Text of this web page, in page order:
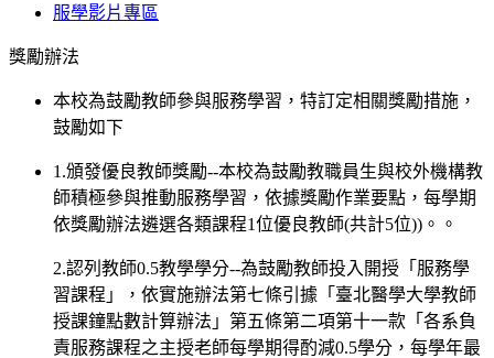
服學影片專區
獎勵辦法
本校為鼓勵教師參與服務學習，特訂定相關獎勵措施，
鼓勵如下
1.頒發優良教師獎勵--本校為鼓勵教職員生與校外機構教
師積極參與推動服務學習，依據獎勵作業要點，每學期
依獎勵辦法遴選各類課程1位優良教師(共計5位))。。
2.認列教師0.5教學學分--為鼓勵教師投入開授「服務學
習課程」，依實施辦法第七條引據「臺北醫學大學教師
授課鐘點數計算辦法」第五條第二項第十一款「各系負
責服務課程之主授老師每學期得酌減0.5學分，每學年最